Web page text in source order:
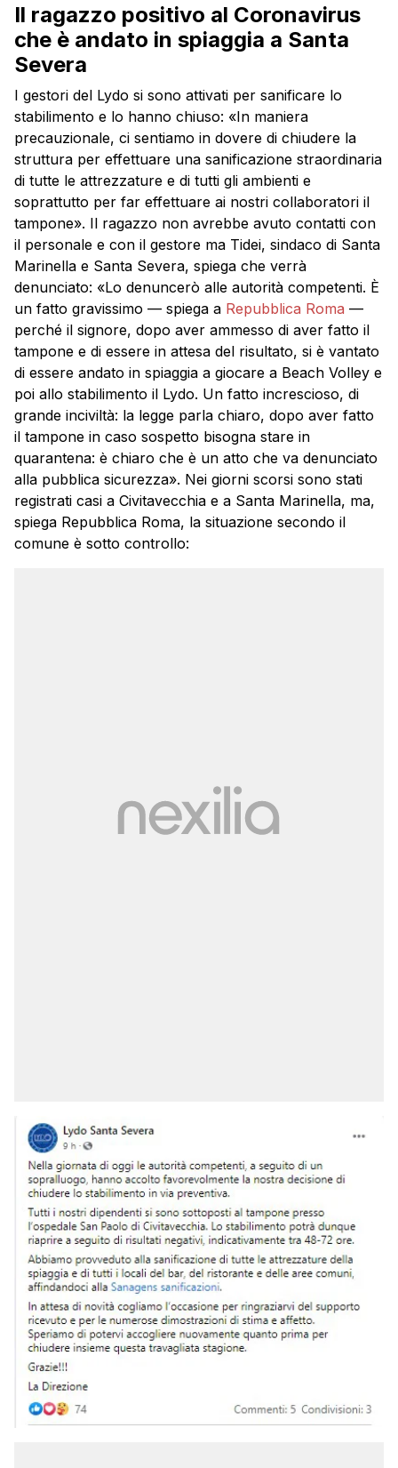
Il ragazzo positivo al Coronavirus
che è andato in spiaggia a Santa
Severa
I gestori del Lydo si sono attivati per sanificare lo
stabilimento e lo hanno chiuso: «In maniera
precauzionale, ci sentiamo in dovere di chiudere la
struttura per effettuare una sanificazione straordinaria
di tutte le attrezzature e di tutti gli ambienti e
soprattutto per far effettuare ai nostri collaboratori il
tampone». Il ragazzo non avrebbe avuto contatti con
il personale e con il gestore ma Tidei, sindaco di Santa
Marinella e Santa Severa, spiega che verrà
denunciato: «Lo denuncerò alle autorità competenti. È
un fatto gravissimo — spiega a Repubblica Roma —
perché il signore, dopo aver ammesso di aver fatto il
tampone e di essere in attesa del risultato, si è vantato
di essere andato in spiaggia a giocare a Beach Volley e
poi allo stabilimento il Lydo. Un fatto increscioso, di
grande inciviltà: la legge parla chiaro, dopo aver fatto
il tampone in caso sospetto bisogna stare in
quarantena: è chiaro che è un atto che va denunciato
alla pubblica sicurezza». Nei giorni scorsi sono stati
registrati casi a Civitavecchia e a Santa Marinella, ma,
spiega Repubblica Roma, la situazione secondo il
comune è sotto controllo: